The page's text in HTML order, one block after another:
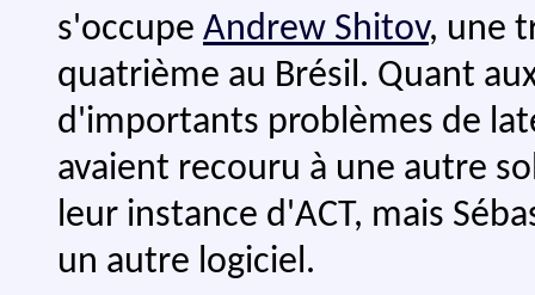
s'occupe Andrew Shitov, une
quatrième au Brésil. Quant
d'importants problèmes de
avaient recouru à une autre
leur instance d'ACT, mais
un autre logiciel.